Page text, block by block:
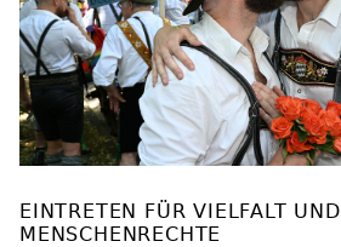
EINTRETEN FÜR VIELFALT UND
MENSCHENRECHTE